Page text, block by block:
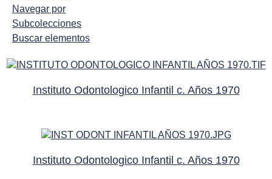
Navegar por
Subcolecciones
Buscar elementos
Instituto Odontologico Infantil c. Años 1970
Instituto Odontologico Infantil c. Años 1970